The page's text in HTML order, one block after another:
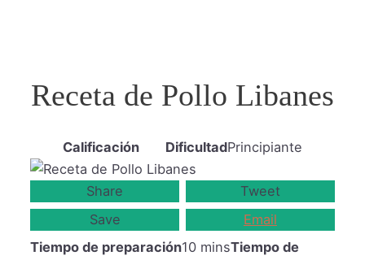
Receta de Pollo Libanes
Calificación DificultadPrincipiante
Share
Tweet
Save
Email
Tiempo de preparación10 minsTiempo de